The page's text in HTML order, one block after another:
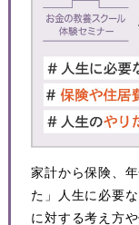
家計から保険、
た」人生に必要
に対する考え方